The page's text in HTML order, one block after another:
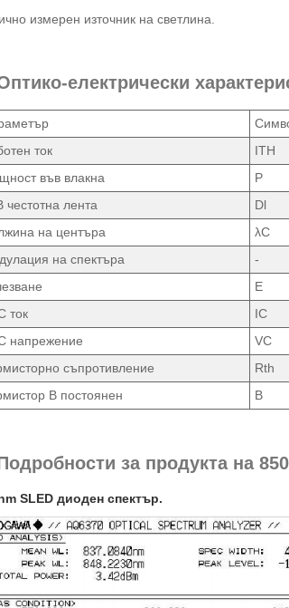
измерен източник на светлина.
електрически
ток
ITH
във влакна
P
честотна лента
Dl
на центъра
λC
на спектъра
-
Е
ток
IC
напрежение
VC
съпротивление
Rth
B постоянен
B
за продукта на
SLED диоден спектър.